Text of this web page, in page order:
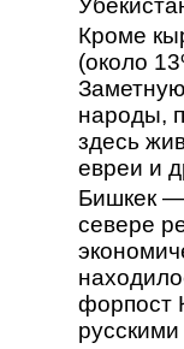
Кроме
(около
народы,
здесь
евреи и
Бишкек —
севере
форпост